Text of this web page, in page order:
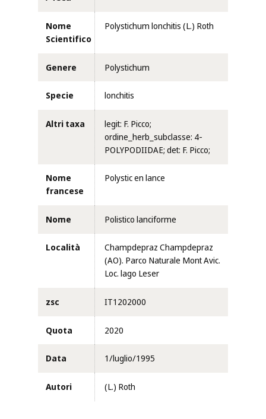
Nome
Scientifico
Polystichum lonchitis (L.) Roth
Genere Polystichum
Specie lonchitis
Altri taxa
legit: F. Picco;
ordine_herb_subclasse: 4-
POLYPODIIDAE; det: F. Picco;
Nome
francese
Polystic en lance
Nome Polistico lanciforme
Località
Champdepraz Champdepraz
(AO). Parco Naturale Mont Avic.
Loc. lago Leser
zsc IT1202000
Quota 2020
Data 1/luglio/1995
Autori (L.) Roth